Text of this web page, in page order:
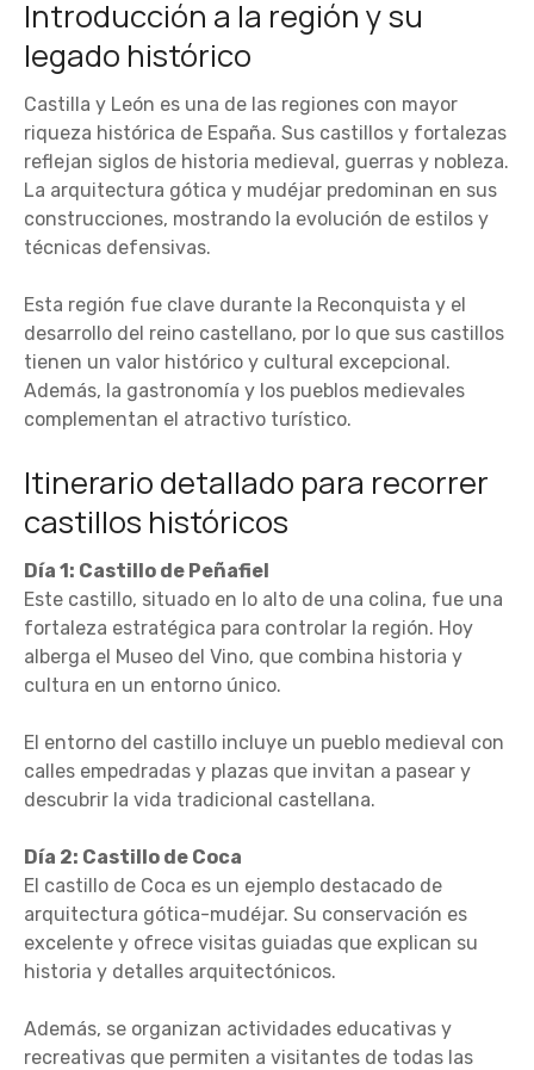
Introducción a la región y su
legado histórico
Castilla y León es una de las regiones con mayor
riqueza histórica de España. Sus castillos y fortalezas
reflejan siglos de historia medieval, guerras y nobleza.
La arquitectura gótica y mudéjar predominan en sus
construcciones, mostrando la evolución de estilos y
técnicas defensivas.
Esta región fue clave durante la Reconquista y el
desarrollo del reino castellano, por lo que sus castillos
tienen un valor histórico y cultural excepcional.
Además, la gastronomía y los pueblos medievales
complementan el atractivo turístico.
Itinerario detallado para recorrer
castillos históricos
Día 1: Castillo de Peñafiel
Este castillo, situado en lo alto de una colina, fue una
fortaleza estratégica para controlar la región. Hoy
alberga el Museo del Vino, que combina historia y
cultura en un entorno único.
El entorno del castillo incluye un pueblo medieval con
calles empedradas y plazas que invitan a pasear y
descubrir la vida tradicional castellana.
Día 2: Castillo de Coca
El castillo de Coca es un ejemplo destacado de
arquitectura gótica-mudéjar. Su conservación es
excelente y ofrece visitas guiadas que explican su
historia y detalles arquitectónicos.
Además, se organizan actividades educativas y
recreativas que permiten a visitantes de todas las